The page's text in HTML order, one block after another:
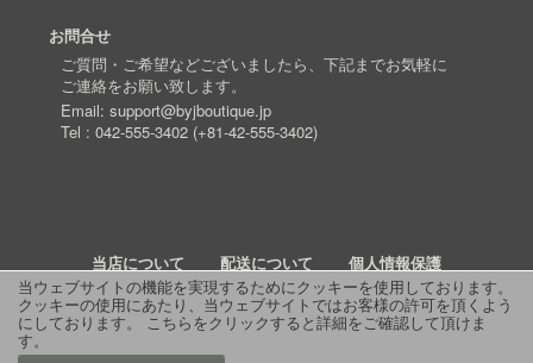
当ウェブサイトの機能を実現するためにクッキーを使用しております。
クッキーの使用にあたり、当ウェブサイトではお客様の許可を頂くよう
にしております。 こちらをクリックすると詳細をご確認して頂けま
す。
お問合せ
ご質問・ご希望などございましたら、下記までお気軽に
ご連絡をお願い致します。
Email: support@byjboutique.jp
Tel : 042-555-3402(+81-42-555-3402)
当店について 配送について
個人情報保護
詳細検索
よくあるご質問 お問い合わせ RSS